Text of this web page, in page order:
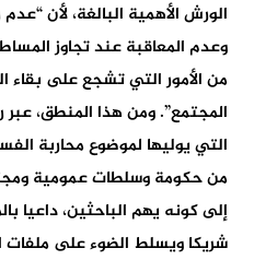
الورش الأهمية البالغة، لأن
وعدم المعاقبة عند تجاوز
من الأمور التي تشجع على بقاء
المجتمع”. ومن هذا المنطق،
التي يوليها لموضوع محاربة
من حكومة وسلطات عمومية
إلى كونه يهم الباحثين، داعيا
شريكا ويسلط الضوء على ملفات